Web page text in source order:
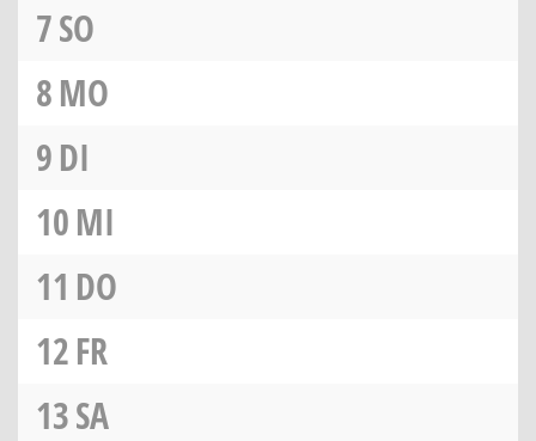
7SO
8MO
9DI
10MI
11 DO
12FR
13SA